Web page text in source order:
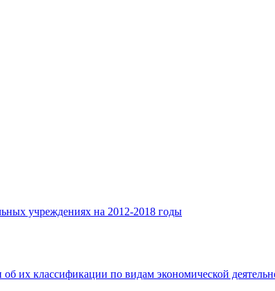
учреждениях на 2012-2018 годы
их классификации по видам экономической